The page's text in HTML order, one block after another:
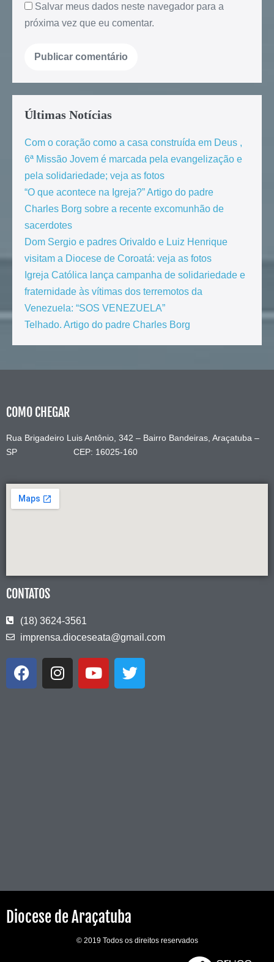
Salvar meus dados neste navegador para a
próxima vez que eu comentar.
Últimas Notícias
Com o coração como a casa construída em Deus ,
6ª Missão Jovem é marcada pela evangelização e
pela solidariedade; veja as fotos
“O que acontece na Igreja?” Artigo do padre
Charles Borg sobre a recente excomunhão de
sacerdotes
Dom Sergio e padres Orivaldo e Luiz Henrique
visitam a Diocese de Coroatá: veja as fotos
Igreja Católica lança campanha de solidariedade e
fraternidade às vítimas dos terremotos da
Venezuela: “SOS VENEZUELA”
Telhado. Artigo do padre Charles Borg
COMO CHEGAR
Rua Brigadeiro Luis Antônio, 342 – Bairro Bandeiras, Araçatuba –
SP CEP: 16025-160
CONTATOS
(18) 3624-3561
imprensa.dioceseata@gmail.com
Diocese de Araçatuba
© 2019 Todos os direitos reservados